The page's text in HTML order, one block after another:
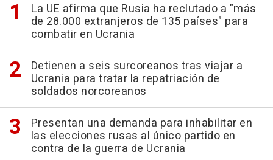
La UE afirma que Rusia ha reclutado a "más
de 28.000 extranjeros de 135 países" para
combatir en Ucrania
Detienen a seis surcoreanos tras viajar a
Ucrania para tratar la repatriación de
soldados norcoreanos
Presentan una demanda para inhabilitar en
las elecciones rusas al único partido en
contra de la guerra de Ucrania